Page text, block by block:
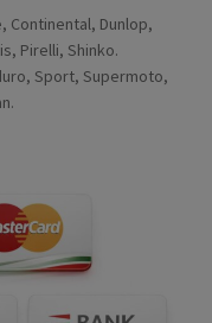
Continental, Dunlop,
Pirelli, Shinko.
Sport, Supermoto,